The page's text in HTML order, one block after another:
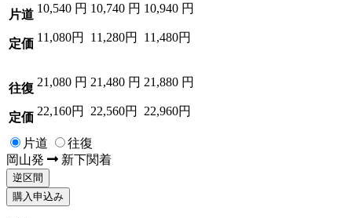
片道
定価
10,540 円
11,080円
10,740 円
11,280円
10,940 円
11,480円
往復
定価
21,080 円
22,160円
21,480 円
22,560円
21,880 円
22,960円
片道
往復
岡山発 新下関着
逆区間
購入申込み